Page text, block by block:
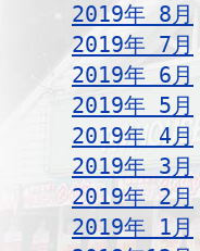
2019年 8月
2019年 7月
2019年 6月
2019年 5月
2019年 4月
2019年 3月
2019年 2月
2019年 1月